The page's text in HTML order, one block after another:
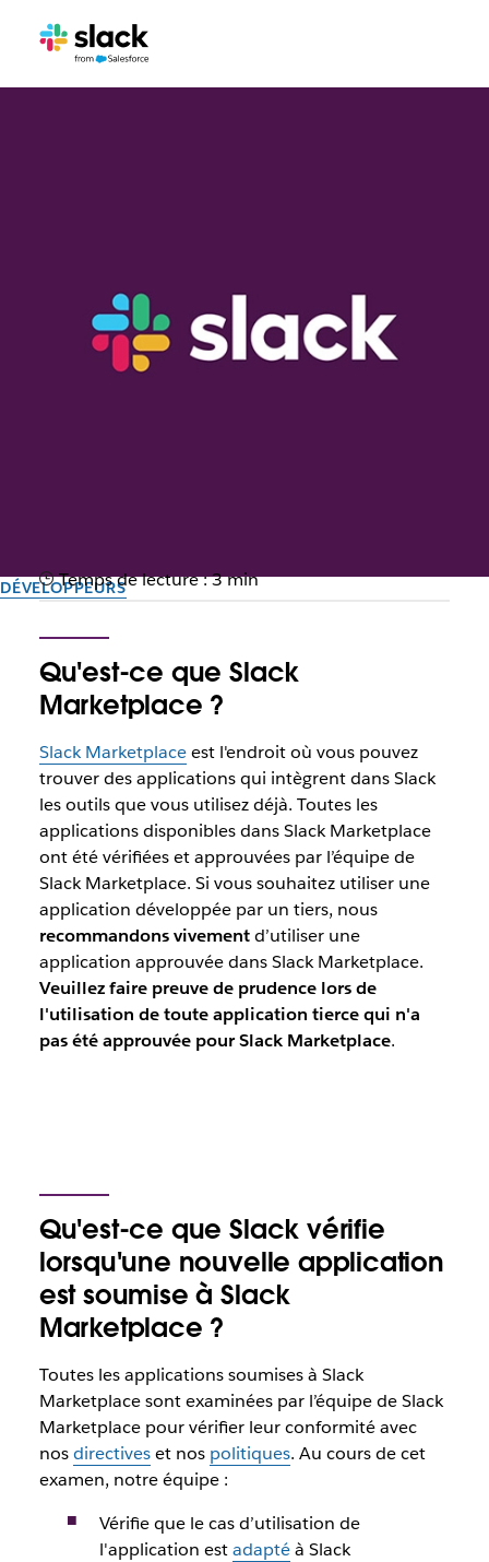
DÉVELOPPEURS
FAQ : Processus de
vérification de Slack
Marketplace
Ce guide donne des indications sur le processus de
vérification des applications répertoriées dans Slack
Marketplace.
Par l’équipe Slack
13 novembre 2025
Temps de lecture : 3 min
Qu'est-ce que Slack
Marketplace ?
Slack Marketplaceest l'endroit où vous pouvez
trouver des applications qui intègrent dans Slack
les outils que vous utilisez déjà. Toutes les
applications disponibles dans Slack Marketplace
ont été vérifiées et approuvées par l’équipe de
Slack Marketplace. Si vous souhaitez utiliser une
application développée par un tiers, nous
recommandons vivementd’utiliser une
application approuvée dans Slack Marketplace.
Veuillez faire preuve de prudence lors de
l'utilisation de toute application tierce qui n'a
pas été approuvée pour Slack Marketplace.
Qu'est-ce que Slack vérifie
lorsqu'une nouvelle application
est soumise à Slack
Marketplace ?
Toutes les applications soumises à Slack
Marketplace sont examinées par l’équipe de Slack
Marketplace pour vérifier leur conformité avec
nosdirectiveset nos politiques. Au cours de cet
examen, notre équipe :
Vérifie que le cas d’utilisation de
l'application estadaptéà Slack